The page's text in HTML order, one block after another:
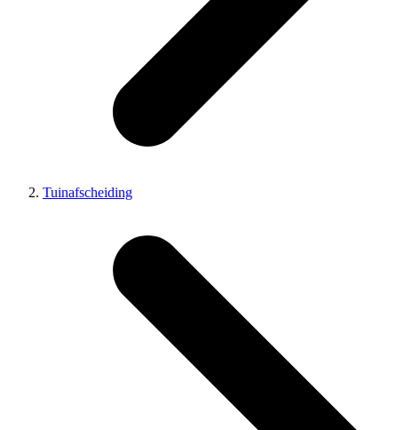
Tuinafscheiding